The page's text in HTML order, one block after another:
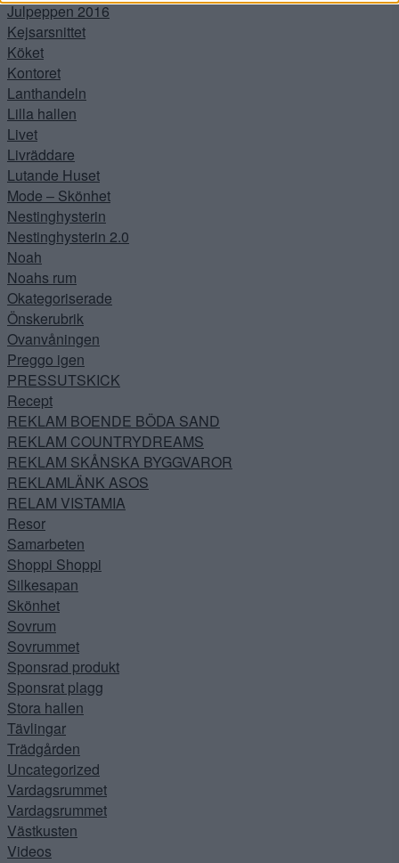
Julpeppen 2016
Kejsarsnittet
Köket
Kontoret
Lanthandeln
Lilla hallen
Livet
Livräddare
Lutande Huset
Mode – Skönhet
Nestinghysterin
Nestinghysterin 2.0
Noah
Noahs rum
Okategoriserade
Önskerubrik
Ovanvåningen
Preggo igen
PRESSUTSKICK
Recept
REKLAM BOENDE BÖDA SAND
REKLAM COUNTRYDREAMS
REKLAM SKÅNSKA BYGGVAROR
REKLAMLÄNK ASOS
RELAM VISTAMIA
Resor
Samarbeten
Shoppi Shoppi
Silkesapan
Skönhet
Sovrum
Sovrummet
Sponsrad produkt
Sponsrat plagg
Stora hallen
Tävlingar
Trädgården
Uncategorized
Vardagsrummet
Vardagsrummet
Västkusten
Videos